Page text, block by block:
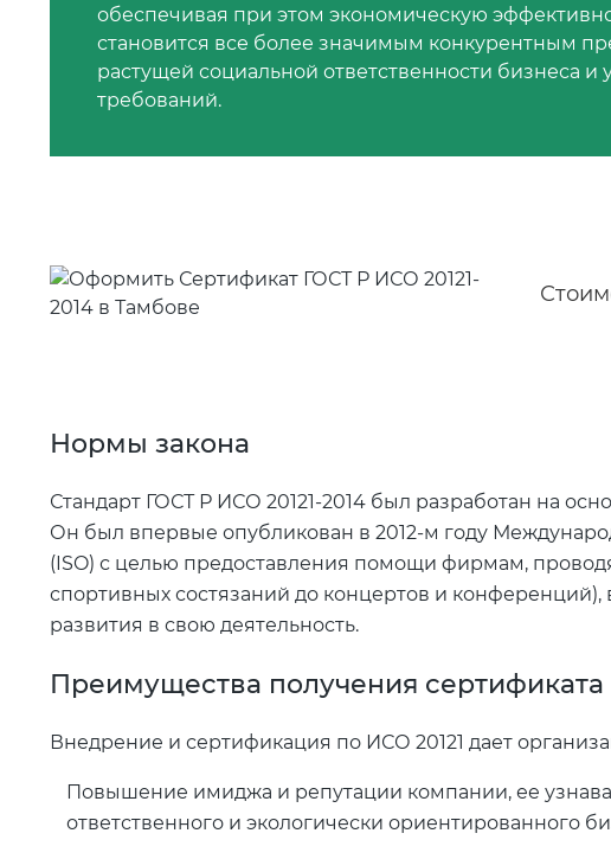
обеспечивая при этом экономическую
становится все более значимым конкурентным
растущей социальной ответственности бизнеса и
требований.
Нормы закона
Стандарт ГОСТ Р ИСО 20121-2014 был разработан на
Он был впервые опубликован в 2012-м году
(ISO) с целью предоставления помощи фирмам,
спортивных состязаний до концертов и
развития в свою деятельность.
Преимущества получения сертификата
Внедрение и сертификация по ИСО 20121 дает
Повышение имиджа и репутации компании, ее
ответственного и экологически ориентированного